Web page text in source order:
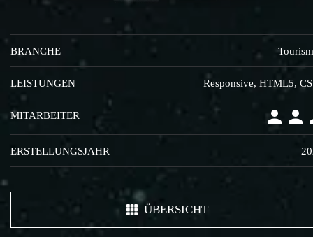
BRANCHE
LEISTUNGEN Responsive, HTML5,
MITARBEITER
ERSTELLUNGSJAHR
ÜBERSICHT